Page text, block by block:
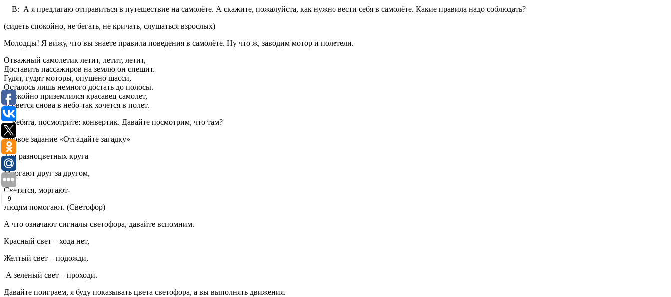
В: А я предлагаю отправиться в путешествие на самолёте. А скажите, пожалуйста, как нужно вести себя в самолёте. Какие правила надо соблюдать?
(сидеть спокойно, не бегать, не кричать, слушаться взрослых)
Молодцы! Я вижу, что вы знаете правила поведения в самолёте. Ну что ж, заводим мотор и полетели.
Отважный самолетик летит, летит, летит,
Доставить пассажиров на землю он спешит.
Гудят, гудят моторы, опущено шасси,
Осталось лишь немного достать до полосы.
Спокойно приземлился красавец самолет,
И рвется снова в небо-так хочется в полет.
Ребята, посмотрите: конвертик. Давайте посмотрим, что там?
Первое задание «Отгадайте загадку»
Три разноцветных круга
Моргают друг за другом,
Светятся, моргают-
Людям помогают. (Светофор)
А что означают сигналы светофора, давайте вспомним.
Красный свет – хода нет,
Желтый свет – подожди,
А зеленый свет – проходи.
Давайте поиграем, я буду показывать цвета светофора, а вы выполнять движения.
9